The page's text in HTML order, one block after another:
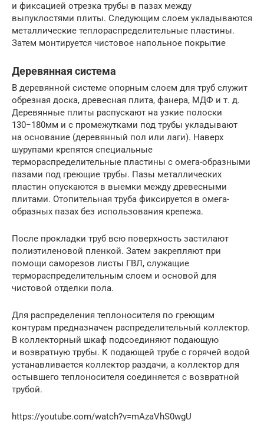
и фиксацией отрезка трубы в пазах между
выпуклостями плиты. Следующим слоем укладываются
металлические теплораспределительные пластины.
Затем монтируется чистовое напольное покрытие
Деревянная система
В деревянной системе опорным слоем для труб служит
обрезная доска, древесная плита, фанера, МДФ и т. д.
Деревянные плиты распускают на узкие полоски
130−180мм и с промежутками под трубы укладывают
на основание (деревянный пол или лаги). Наверх
шурупами крепятся специальные
термораспределительные пластины с омега-образными
пазами под греющие трубы. Пазы металлических
пластин опускаются в выемки между древесными
плитами. Отопительная труба фиксируется в омега-
образных пазах без использования крепежа.
После прокладки труб всю поверхность застилают
полиэтиленовой пленкой. Затем закрепляют при
помощи саморезов листы ГВЛ, служащие
термораспределительным слоем и основой для
чистовой отделки пола.
Для распределения теплоносителя по греющим
контурам предназначен распределительный коллектор.
В коллекторный шкаф подсоединяют подающую
и возвратную трубы. К подающей трубе с горячей водой
устанавливается коллектор раздачи, а коллектор для
остывшего теплоносителя соединяется с возвратной
трубой.
https://youtube.com/watch?v=mAzaVhS0wgU